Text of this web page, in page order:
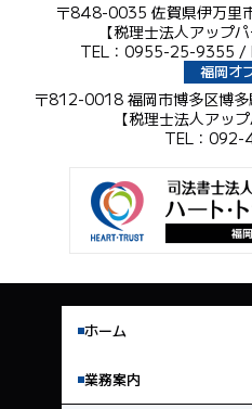
〒848-0035 佐賀県伊万里
【税理士法人アップ
TEL：0955-25-9355 /
福岡オ
〒812-0018 福岡市博多区博
【税理士法人アッ
TEL：
ホーム
業務案内